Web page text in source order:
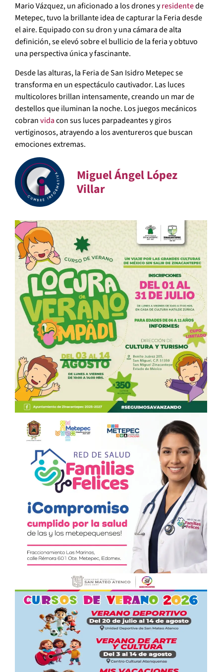
Mario Vázquez, un aficionado a los drones yresidentede
Metepec, tuvo la brillante idea de capturar la Feria desde
el aire. Equipado con su dron y una cámara de alta
definición, se elevó sobre el bullicio de la feria y obtuvo
una perspectiva única y fascinante.
Desde las alturas, la Feria de San Isidro Metepec se
transforma en un espectáculo cautivador. Las luces
multicolores brillan intensamente, creando un mar de
destellos que iluminan la noche. Los juegos mecánicos
cobranvidacon sus luces parpadeantes y giros
vertiginosos, atrayendo a los aventureros que buscan
emociones extremas.
Miguel Ángel López
Villar